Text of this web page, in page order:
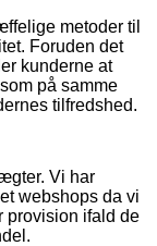
metoder til
Foruden det
kunderne at
på samme
tilfredshed.
Vi har
webshops da vi
provision ifald de